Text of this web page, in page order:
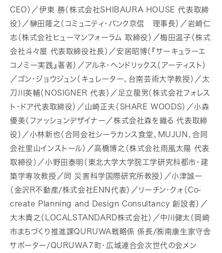
CEO）／伊東 勝（株式会社SHIBAURA HOUSE 代表取締
役）／榊󠄀田隆之（コミュニティ・バンク京信 理事長）／岩崎仁
志（株式会社ヒューマンフォーラム 取締役）／梅田温子（株式
会社斗々屋 代表取締役社長）／安居昭博（『サーキュラーエ
コノミー実践』著者）／アルネ・ヘンドリックス（アーティスト）
／ゴン・ジョウジュン（キュレーター、台南芸術大学教授）／太
刀川英輔（NOSIGNER 代表）／足立龍男（株式会社フォレス
ト・ドア代表取締役）／山崎正夫（SHARE WOODS）／小森
優美（ファッションデザイナー／株式会社森を織る 代表取締
役）／小林新也（合同会社シーラカンス食堂、MUJUN、合同
会社里山インストール）／高橋博之（株式会社雨風太陽 代表
取締役）／小野田泰明（東北大学大学院工学研究科都市・建
築学専攻教授／同 災害科学国際研究所教授）／小津誠一
（金沢R不動産/株式会社ENN代表）／リーチン・クォ（Co-
create Planning and Design Consultancy 創設者）／
大木貴之（LOCALSTANDARD株式会社）／中川健太（岡崎
市まちづくり推進課QURUWA戦略係 係長/㈱南康生家守舎
サポーター/QURUWA７町・広域連合会次世代の会メン